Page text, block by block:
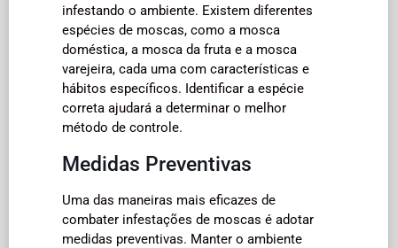
infestando o ambiente. Existem diferentes
espécies de moscas, como a mosca
doméstica, a mosca da fruta e a mosca
varejeira, cada uma com características e
hábitos específicos. Identificar a espécie
correta ajudará a determinar o melhor
método de controle.
Medidas Preventivas
Uma das maneiras mais eficazes de
combater infestações de moscas é adotar
medidas preventivas. Manter o ambiente